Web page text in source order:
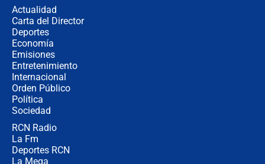
Actualidad
Carta del Director
Deportes
Economía
Emisiones
Entretenimiento
Internacional
Orden Público
Política
Sociedad
RCN Radio
La Fm
Deportes RCN
La Mega